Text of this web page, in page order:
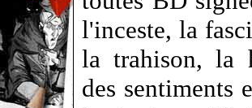
l'inceste, la
la trahison, la
des sentiments